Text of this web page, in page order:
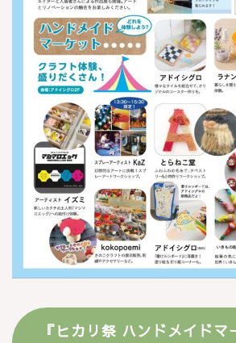
『ヒカリ祭 ハンドメイドマ